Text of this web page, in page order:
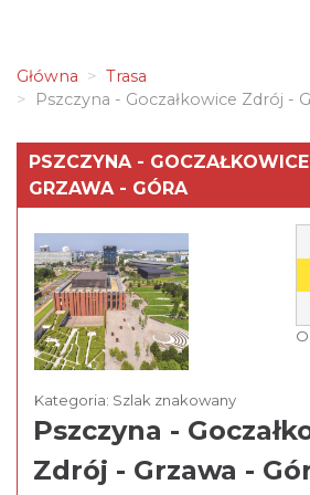
Główna
Trasa
Pszczyna - Goczałkowice Zdrój -
PSZCZYNA -
GRZAWA - GÓRA
Kategoria: Szlak znakowany
Pszczyna -
Zdrój - Grzawa -